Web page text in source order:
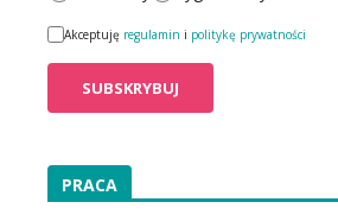
Akceptuję regulamin i politykę prywatności
PRACA